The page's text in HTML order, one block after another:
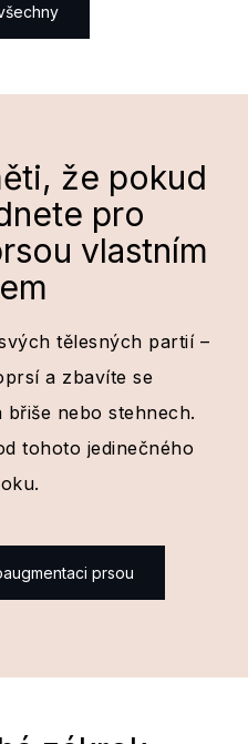
že pokud
pro
vlastním
tělesných partií –
a zbavíte se
nebo stehnech.
tohoto jedinečného
prsou